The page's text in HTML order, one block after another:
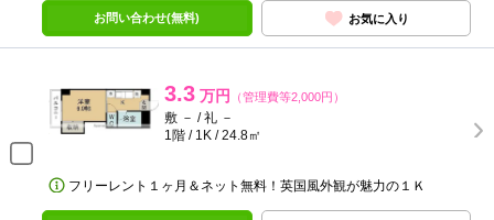
お問い合わせ(無料) お気に入り
3.3 万円 （管理費等2,000円）
敷 － / 礼 －
1階 / 1K / 24.8㎡
フリーレント１ヶ月＆ネット無料！英国風外観が魅力の１Ｋ